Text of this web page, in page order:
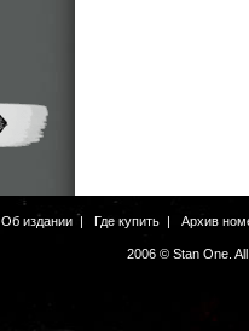
Об издании | Где купить | Архив
2006 © Stan One.